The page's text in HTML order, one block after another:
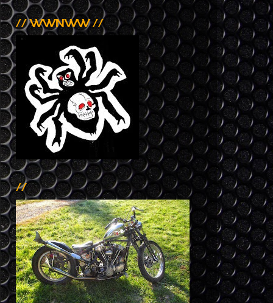
// WWNWW //
//